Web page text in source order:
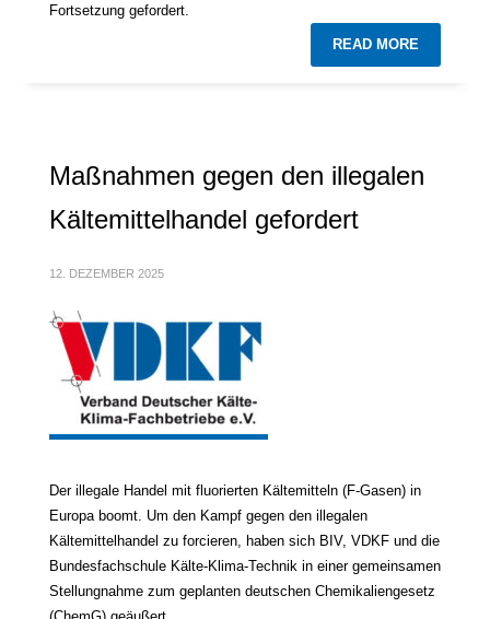
Fortsetzung gefordert.
READ MORE
Maßnahmen gegen den illegalen
Kältemittelhandel gefordert
12. DEZEMBER 2025
Der illegale Handel mit fluorierten Kältemitteln (F-Gasen) in
Europa boomt. Um den Kampf gegen den illegalen
Kältemittelhandel zu forcieren, haben sich BIV, VDKF und die
Bundesfachschule Kälte-Klima-Technik in einer gemeinsamen
Stellungnahme zum geplanten deutschen Chemikaliengesetz